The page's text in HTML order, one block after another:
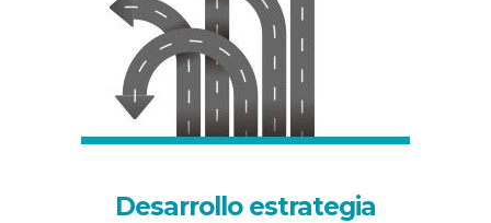
Desarrollo estrategia